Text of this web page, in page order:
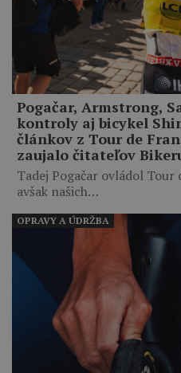
Pogačar, Armstrong,
kontroly aj bicykel
článkov z Tour de
zaujalo čitateľov
Tadej Pogačar ovládol
avšak našich…
OPRAVY A ÚDRŽBA